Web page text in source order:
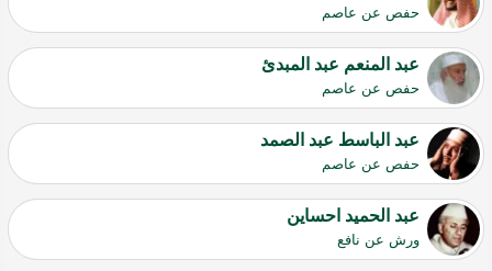
حفص عن عاصم
عبد المنعم عبد المبدئ
حفص عن عاصم
عبد الباسط عبد الصمد
حفص عن عاصم
عبد الحميد احساين
ورش عن نافع